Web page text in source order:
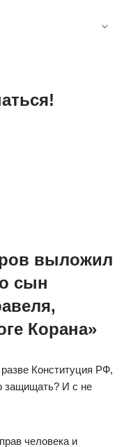
выложил
сын
Корана»⁠
Конституция РФ,
защищать? И с не
человека и